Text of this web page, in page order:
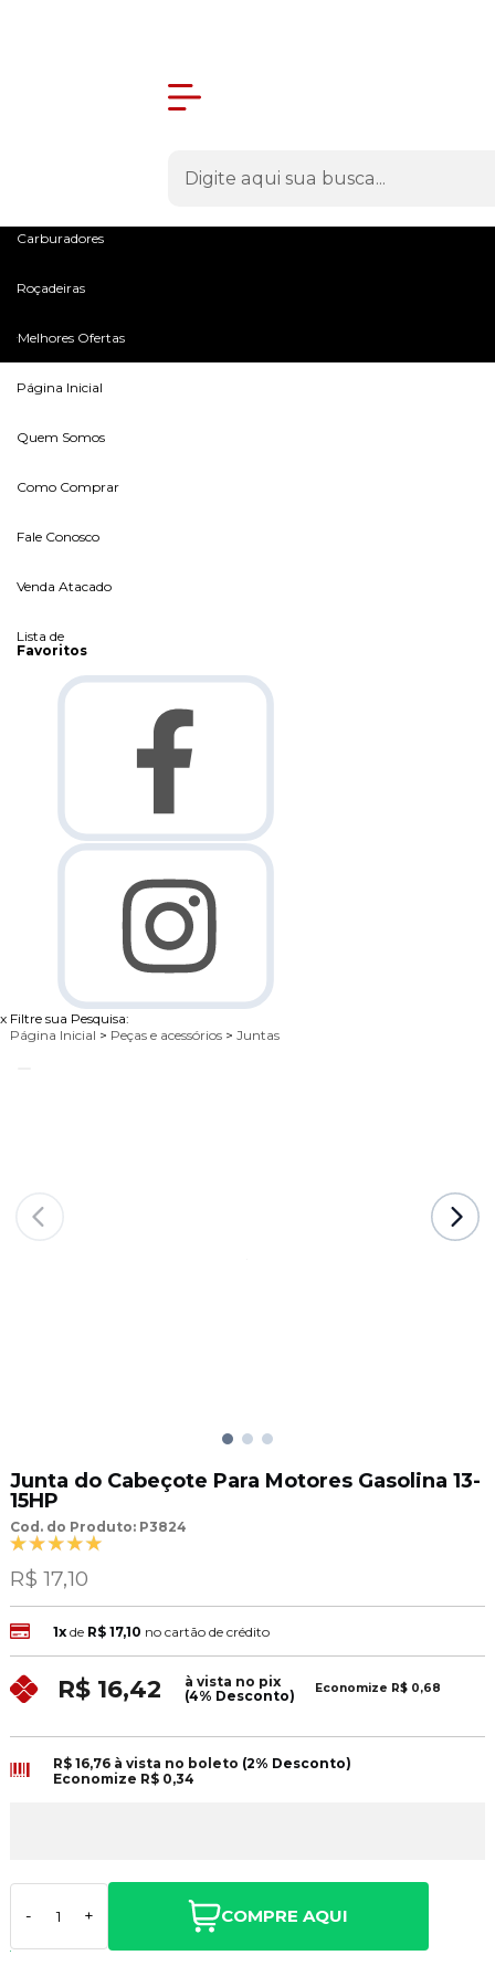
Carburadores
Roçadeiras
Melhores Ofertas
Página Inicial
Quem Somos
Como Comprar
Fale Conosco
Venda Atacado
Lista de
Favoritos
x Filtre sua Pesquisa:
Página Inicial > Peças e acessórios > Juntas
Junta do Cabeçote Para Motores Gasolina 13-
15HP
Cod. do Produto: P3824
R$ 17,10
1xde R$ 17,10 no cartão de crédito
R$ 16,42
à vista no pix
(4% Desconto)
Economize R$ 0,68
R$ 16,76 à vista no boleto (2% Desconto)
Economize R$ 0,34
- + COMPRE AQUI